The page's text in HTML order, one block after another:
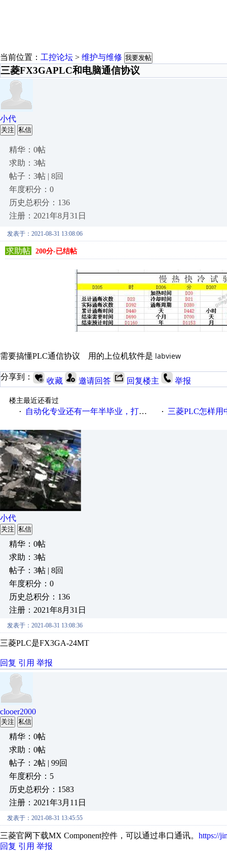
当前位置： 工控论坛 > 维护与维修 我要发帖
三菱FX3GAPLC和电脑通信协议
小代
关注 私信
精华：0帖
求助：3帖
帖子：3帖 | 8回
年度积分：0
历史总积分：136
注册：2021年8月31日
发表于：2021-08-31 13:08:06
求助帖 200分-已结帖
需要搞懂PLC通信协议 用的上位机软件是 labview
分享到： 收藏 邀请回答 回复楼主 举报
楼主最近还看过
·
自动化专业还有一年半毕业，打算从事工控方面需要学习哪些知识？ · 三菱PLC怎样用
小代
关注 私信
精华：0帖
求助：3帖
帖子：3帖 | 8回
年度积分：0
历史总积分：136
注册：2021年8月31日
发表于：2021-08-31 13:08:36
三菱PLC是FX3GA-24MT
回复 引用 举报
clooer2000
关注 私信
精华：0帖
求助：0帖
帖子：2帖 | 99回
年度积分：5
历史总积分：1583
注册：2021年3月11日
发表于：2021-08-31 13:45:55
三菱官网下载MX Component控件，可以通过串口通讯。 https://
回复 引用 举报